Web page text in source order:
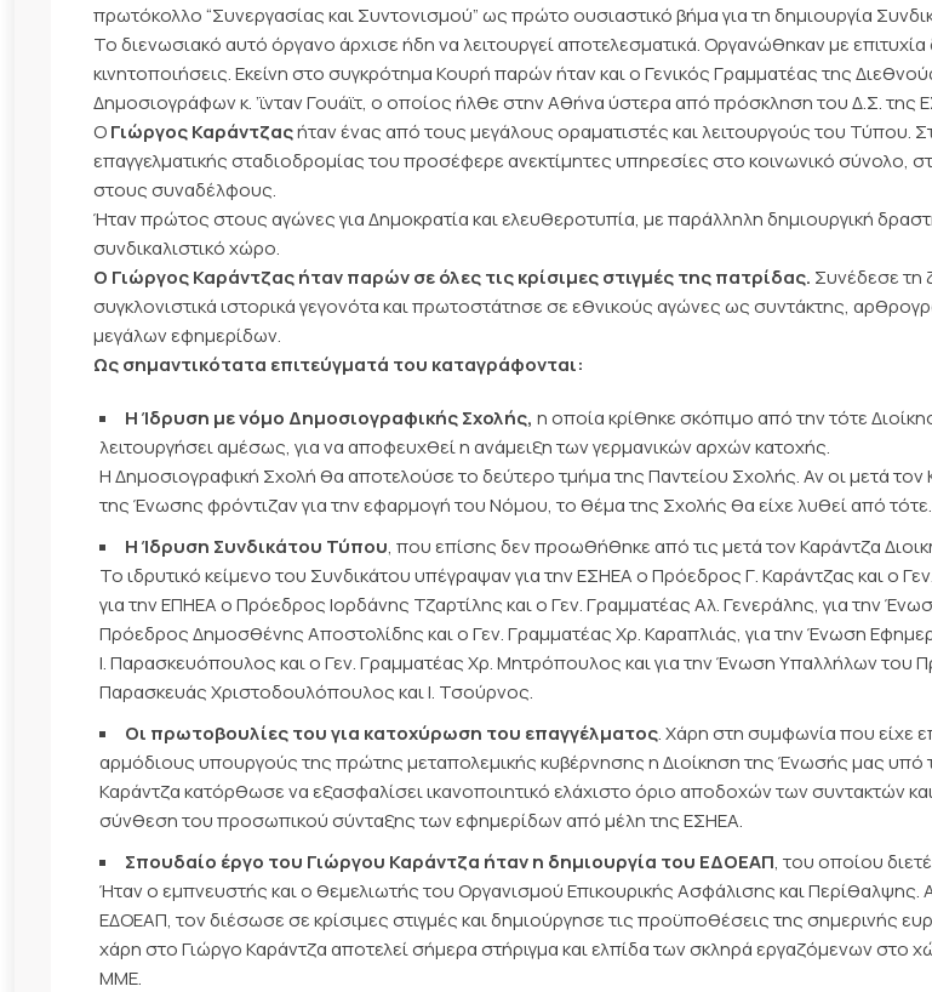
πρωτόκολλο “Συνεργασίας και Συντονισμού” ως πρώτο ουσιαστικό βήμα για τη δημιουργία
Το διενωσιακό αυτό όργανο άρχισε ήδη να λειτουργεί αποτελεσματικά. Οργανώθηκαν με
κινητοποιήσεις. Εκείνη στο συγκρότημα Κουρή παρών ήταν και ο Γενικός Γραμματέας της
Δημοσιογράφων κ. ’ϊνταν Γουάϊτ, ο οποίος ήλθε στην Αθήνα ύστερα από πρόσκληση του Δ.Σ. της
ΟΓιώργος Καράντζαςήταν ένας από τους μεγάλους οραματιστές και λειτουργούς του Τύπου.
επαγγελματικής σταδιοδρομίας του προσέφερε ανεκτίμητες υπηρεσίες στο κοινωνικό σύνολο,
στους συναδέλφους.
Ήταν πρώτος στους αγώνες για Δημοκρατία και ελευθεροτυπία, με παράλληλη δημιουργική
συνδικαλιστικό χώρο.
Ο Γιώργος Καράντζας ήταν παρών σε όλες τις κρίσιμες στιγμές της πατρίδας. Συνέδεσε τη
συγκλονιστικά ιστορικά γεγονότα και πρωτοστάτησε σε εθνικούς αγώνες ως συντάκτης,
μεγάλων εφημερίδων.
Ως σημαντικότατα επιτεύγματά του καταγράφονται:
Η Ίδρυση με νόμο Δημοσιογραφικής Σχολής, η οποία κρίθηκε σκόπιμο από την τότε
λειτουργήσει αμέσως, για να αποφευχθεί η ανάμειξη των γερμανικών αρχών κατοχής.
Η Δημοσιογραφική Σχολή θα αποτελούσε το δεύτερο τμήμα της Παντείου Σχολής. Αν οι μετά τον
της Ένωσης φρόντιζαν για την εφαρμογή του Νόμου, το θέμα της Σχολής θα είχε λυθεί από τότε.
Η Ίδρυση Συνδικάτου Τύπου, που επίσης δεν προωθήθηκε από τις μετά τον Καράντζα
Το ιδρυτικό κείμενο του Συνδικάτου υπέγραψαν για την ΕΣΗΕΑ ο Πρόεδρος Γ. Καράντζας και ο
για την ΕΠΗΕΑ ο Πρόεδρος Ιορδάνης Τζαρτίλης και ο Γεν. Γραμματέας Αλ. Γενεράλης, για την
Πρόεδρος Δημοσθένης Αποστολίδης και ο Γεν. Γραμματέας Χρ. Καραπλιάς, για την Ένωση
Ι. Παρασκευόπουλος και ο Γεν. Γραμματέας Χρ. Μητρόπουλος και για την Ένωση Υπαλλήλων του
Παρασκευάς Χριστοδουλόπουλος και Ι. Τσούρνος.
Οι πρωτοβουλίες του για κατοχύρωση του επαγγέλματος. Χάρη στη συμφωνία που είχε
αρμόδιους υπουργούς της πρώτης μεταπολεμικής κυβέρνησης η Διοίκηση της Ένωσής μας υπό
Καράντζα κατόρθωσε να εξασφαλίσει ικανοποιητικό ελάχιστο όριο αποδοχών των συντακτών
σύνθεση του προσωπικού σύνταξης των εφημερίδων από μέλη της ΕΣΗΕΑ.
Σπουδαίο έργο του Γιώργου Καράντζα ήταν η δημιουργία του ΕΔΟΕΑΠ, του οποίου
Ήταν ο εμπνευστής και ο θεμελιωτής του Οργανισμού Επικουρικής Ασφάλισης και Περίθαλψης.
ΕΔΟΕΑΠ, τον διέσωσε σε κρίσιμες στιγμές και δημιούργησε τις προϋποθέσεις της σημερινής
χάρη στο Γιώργο Καράντζα αποτελεί σήμερα στήριγμα και ελπίδα των σκληρά εργαζόμενων στο
ΜΜΕ.